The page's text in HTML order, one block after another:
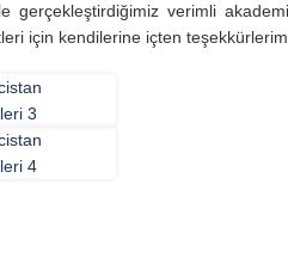
gerçekleştirdiğimiz verimli
için kendilerine içten